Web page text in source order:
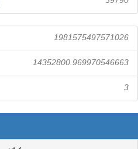
1981575497571026
14352800.969970546663
3